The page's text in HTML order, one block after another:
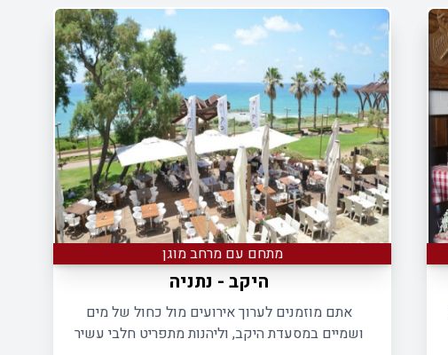
מתחם עם מרחב מוגן
היקב - נתניה
אתם מוזמנים לערוך אירועים מול כחול של מים
ושמיים במסעדת היקב, וליהנות מתפריט חלבי עשיר